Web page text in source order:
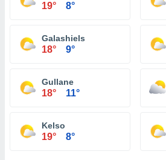
19° 8°
Galashiels
18° 9°
Gullane
18° 11°
Kelso
19° 8°